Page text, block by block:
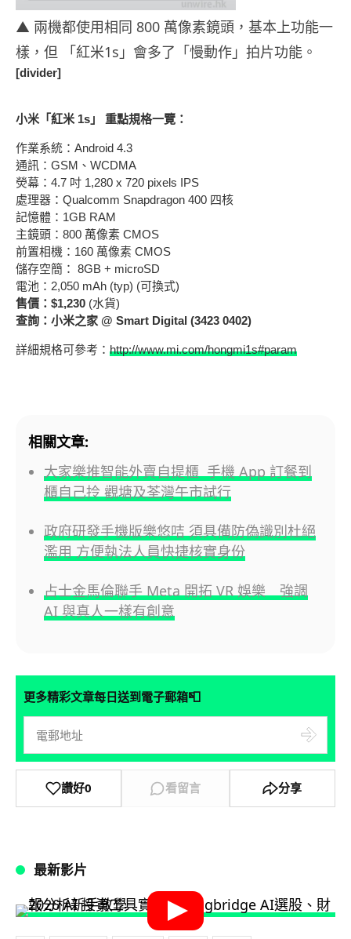
▲ 兩機都使用相同 800 萬像素鏡頭，基本上功能一
樣，但 「紅米1s」會多了「慢動作」拍片功能。
[divider]
小米「紅米 1s」 重點規格一覽：
作業系統：Android 4.3
通訊：GSM、WCDMA
熒幕：4.7 吋 1,280 x 720 pixels IPS
處理器：Qualcomm Snapdragon 400 四核
記憶體：1GB RAM
主鏡頭：800 萬像素 CMOS
前置相機：160 萬像素 CMOS
儲存空簡： 8GB + microSD
電池：2,050 mAh (typ) (可換式)
售價：$1,230 (水貨)
查詢：小米之家 @ Smart Digital (3423 0402)
詳細規格可參考： http://www.mi.com/hongmi1s#param
相關文章:
大家樂推智能外賣自提櫃 手機 App 訂餐到
櫃自己拎 觀塘及荃灣午市試行
政府研發手機版樂悠咭 須具備防偽識別杜絕
濫用 方便執法人員快捷核實身份
占士金馬倫聯手 Meta 開拓 VR 娛樂 強調
AI 與真人一樣有創意
更多精彩文章每日送到電子郵箱📮
讚好0 看留言 分享
最新影片